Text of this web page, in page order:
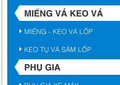
MIẾNG VÁ KEO VÁ
MIẾNG - KEO VÁ LỐP
KEO TỰ VÁ SĂM LỐP
PHỤ GIA